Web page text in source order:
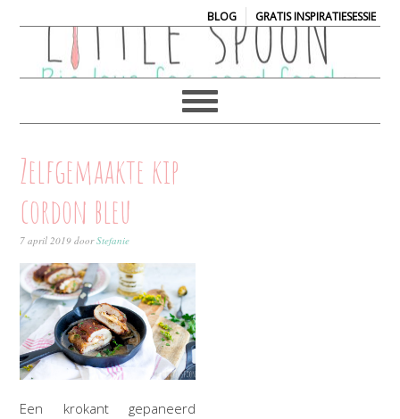
BLOG| GRATIS INSPIRATIESESSIE
Zelfgemaakte kip
cordon bleu
7 april 2019 doorStefanie
Een krokant gepaneerd